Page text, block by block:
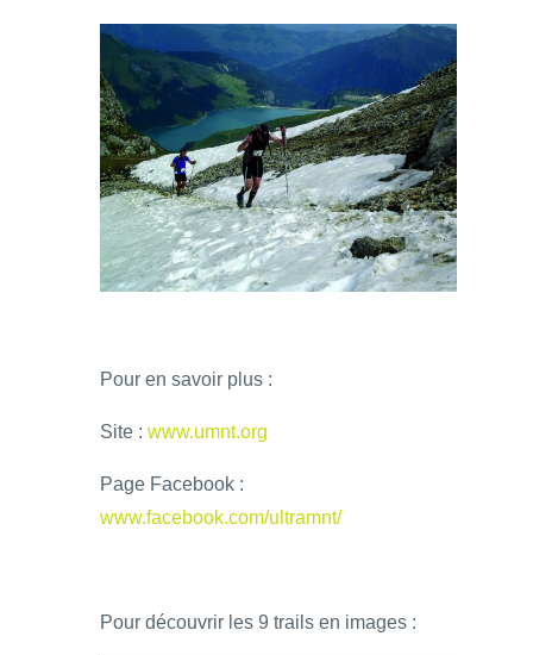
Pour en savoir plus :
Site : www.umnt.org
Page Facebook :
www.facebook.com/ultramnt/
Pour découvrir les 9 trails en images :